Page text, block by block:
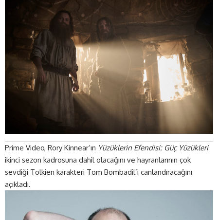
Prime Video, Rory Kinnear’ın Yüzüklerin Efendisi: Güç Yüzükleri
ikinci sezon kadrosuna dahil olacağını ve hayranlarının çok
sevdiği Tolkien karakteri Tom Bombadil’i canlandıracağını
açıkladı.